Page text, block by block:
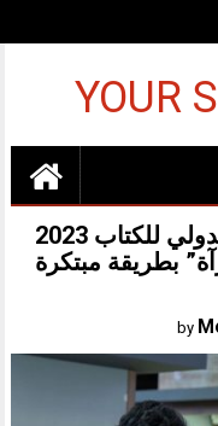
YOUR
“روايات” تعرّف زوّار الشارقة الدولي للكتاب 2023
بطريقة مبتكرة